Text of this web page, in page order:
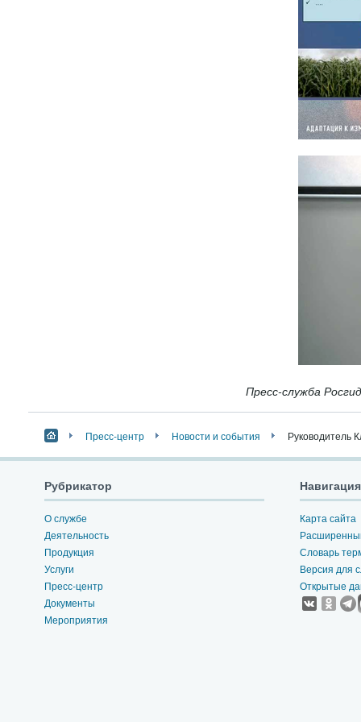
Пресс-служба
Пресс-центр Новости и события Руководитель
Рубрикатор
О службе
Деятельность
Продукция
Услуги
Пресс-центр
Документы
Мероприятия
Карта сайта
Словарь
Версия для
Открытые